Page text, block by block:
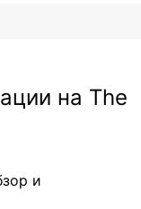
на The
и